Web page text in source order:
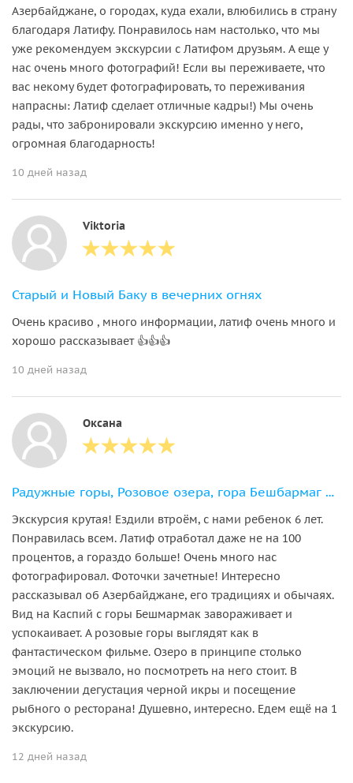
Азербайджане, о городах, куда ехали, влюбились в страну
благодаря Латифу. Понравилось нам настолько, что мы
уже рекомендуем экскурсии с Латифом друзьям. А еще у
нас очень много фотографий! Если вы переживаете, что
вас некому будет фотографировать, то переживания
напрасны: Латиф сделает отличные кадры!) Мы очень
рады, что забронировали экскурсию именно у него,
огромная благодарность!
10 дней назад
Viktoria
Старый и Новый Баку в вечерних огнях
Очень красиво , много информации, латиф очень много и
хорошо рассказывает 👍👍👍
10 дней назад
Оксана
Радужные горы, Розовое озера, гора Бешбармаг и рыбный ресторан у моря
Экскурсия крутая! Ездили втроём, с нами ребенок 6 лет.
Понравилась всем. Латиф отработал даже не на 100
процентов, а гораздо больше! Очень много нас
фотографировал. Фоточки зачетные! Интересно
рассказывал об Азербайджане, его традициях и обычаях.
Вид на Каспий с горы Бешмармак завораживает и
успокаивает. А розовые горы выглядят как в
фантастическом фильме. Озеро в принципе столько
эмоций не вызвало, но посмотреть на него стоит. В
заключении дегустация черной икры и посещение
рыбного о ресторана! Душевно, интересно. Едем ещё на 1
экскурсию.
12 дней назад